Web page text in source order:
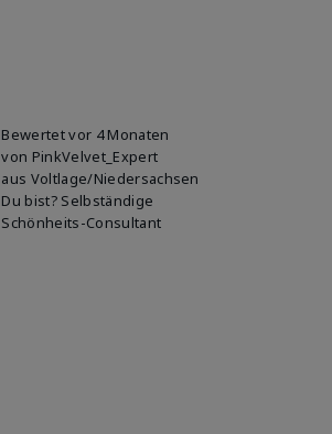
Bewertetvor 4 Monaten
von PinkVelvet_Expert
aus Voltlage/Niedersachsen
Du bist? Selbständige
Schönheits-Consultant